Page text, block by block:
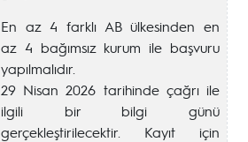
En az 4 farklı AB ülkesinden en
az 4 bağımsız kurum ile başvuru
yapılmalıdır.
29 Nisan 2026 tarihinde çağrı ile
ilgili bir bilgi günü
gerçekleştirilecektir. Kayıt için